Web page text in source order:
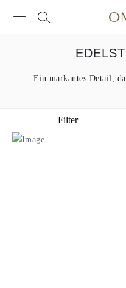
Ein markantes Detail,
Filter